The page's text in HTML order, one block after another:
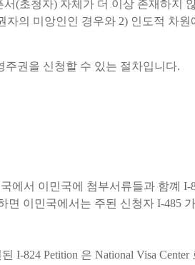
(초청자) 자체가 더 이상 존재하지
의 미앙인인 경우와 2) 인도적 차원
권을 신청할 수 있는 절차입니다.
에서 이민국에 첨부서류들과 함꼐 I-
이민국에서는 주된 신청자 I-485
824 Petition 은 National Visa Center